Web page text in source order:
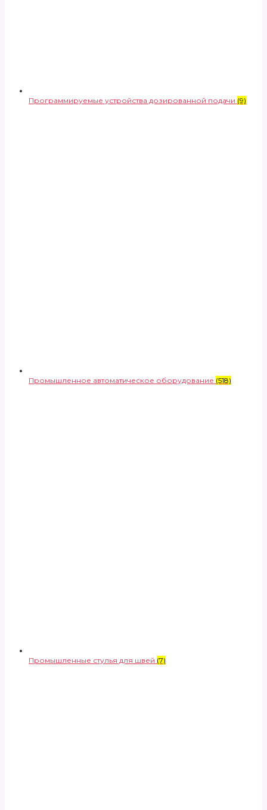
Программируемые устройства дозированной подачи (9)
Промышленное автоматическое оборудование (518)
Промышленные стулья для швей (7)